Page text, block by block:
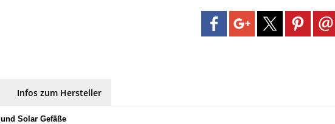
Infos zum Hersteller
Solar Gefäße